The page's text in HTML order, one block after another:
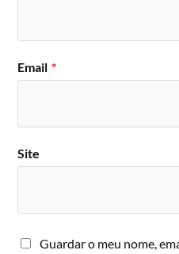
Email *
Site
Guardar o meu nome,